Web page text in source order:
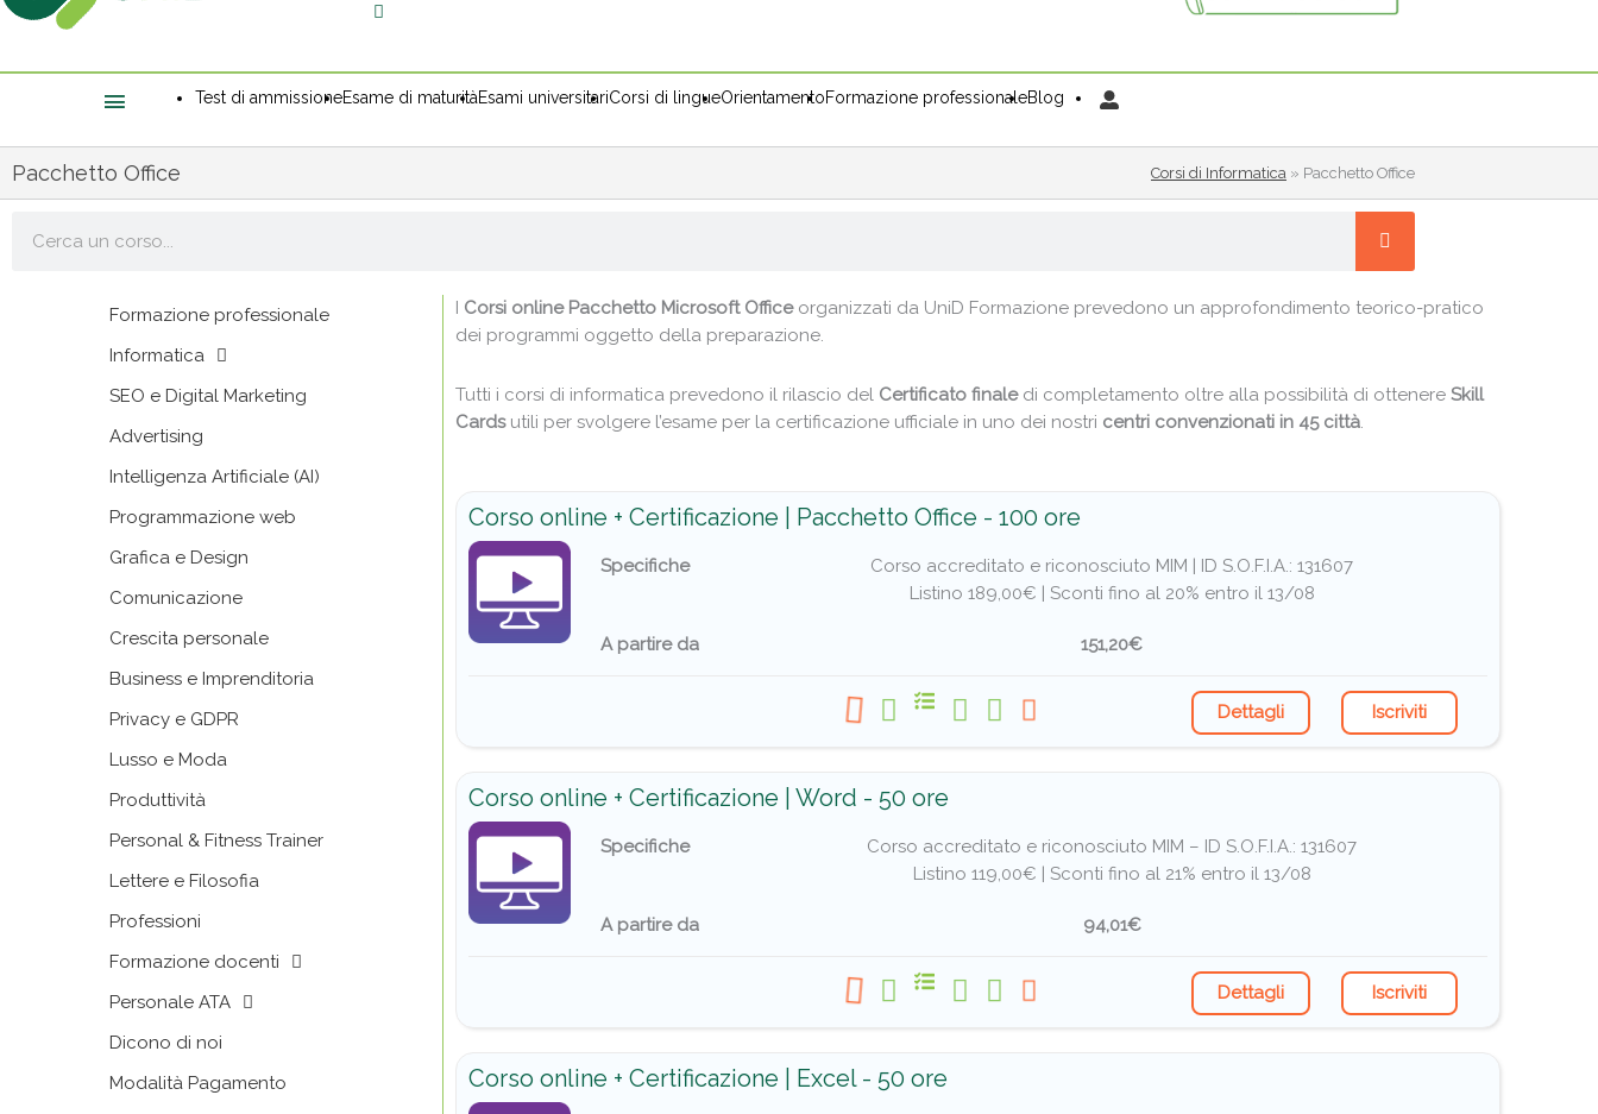
Test di ammissioneEsame di maturitàEsami universitariCorsi di lingueOrientamentoFormazione professionaleBlog
Pacchetto Office Corsi di Informatica» Pacchetto Office
Formazione professionale
Informatica
SEO e Digital Marketing
Advertising
Intelligenza Artificiale (AI)
Programmazione web
Grafica e Design
Comunicazione
Crescita personale
Business e Imprenditoria
Privacy e GDPR
Lusso e Moda
Produttività
Personal & Fitness Trainer
Lettere e Filosofia
Professioni
Formazione docenti
Personale ATA
Dicono di noi
Modalità Pagamento
Corsi online Pacchetto Microsoft Officeorganizzati da UniD Formazione prevedono un approfondimento teorico-pratico
dei programmi oggetto della preparazione.
Tutti i corsi di informatica prevedono il rilascio del Certificato finaledi completamento oltre alla possibilità di ottenereSkill
Cardsutili per svolgere l’esame per la certificazione ufficiale in uno dei nostri centri convenzionati in 45 città.
Corso online + Certificazione | Pacchetto Office - 100 ore
Specifiche
Corso accreditato e riconosciuto MIM | ID S.O.F.I.A.: 131607
Listino 189,00€ | Sconti fino al 20% entro il 13/08
A partire da 151,20€
Dettagli Iscriviti
Corso online + Certificazione | Word - 50 ore
Specifiche
Corso accreditato e riconosciuto MIM – ID S.O.F.I.A.: 131607
Listino 119,00€ | Sconti fino al 21% entro il 13/08
A partire da 94,01€
Dettagli Iscriviti
Corso online + Certificazione | Excel - 50 ore